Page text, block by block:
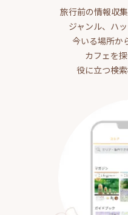
旅行前の情報収
ジャンル、ハ
今いる場所か
カフェを
役に立つ検